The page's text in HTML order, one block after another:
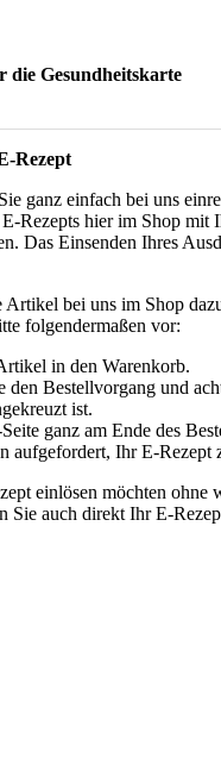
die Gesundheitskarte
Rezept
ganz einfach bei uns
Rezepts hier im Shop mit
Das Einsenden Ihres
bei uns im Shop
folgendermaßen vor:
in den Warenkorb.
den Bestellvorgang und
ist.
ganz am Ende des
aufgefordert, Ihr E-Rezept
einlösen möchten ohne
Sie auch direkt Ihr E-